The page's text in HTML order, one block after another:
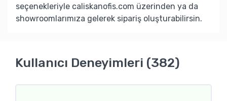
seçenekleriyle caliskanofis.com üzerinden ya da
showroomlarımıza gelerek sipariş oluşturabilirsin.
Kullanıcı Deneyimleri (382)